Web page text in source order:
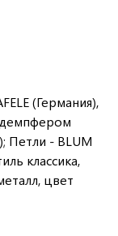
(Германия),
Петли - BLUM
классика,
цвет